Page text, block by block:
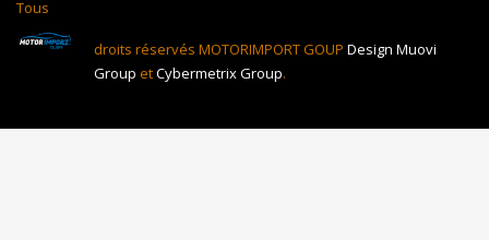
Tous
droits réservés MOTORIMPORT GOUP Design Muovi
Group etCybermetrix Group.